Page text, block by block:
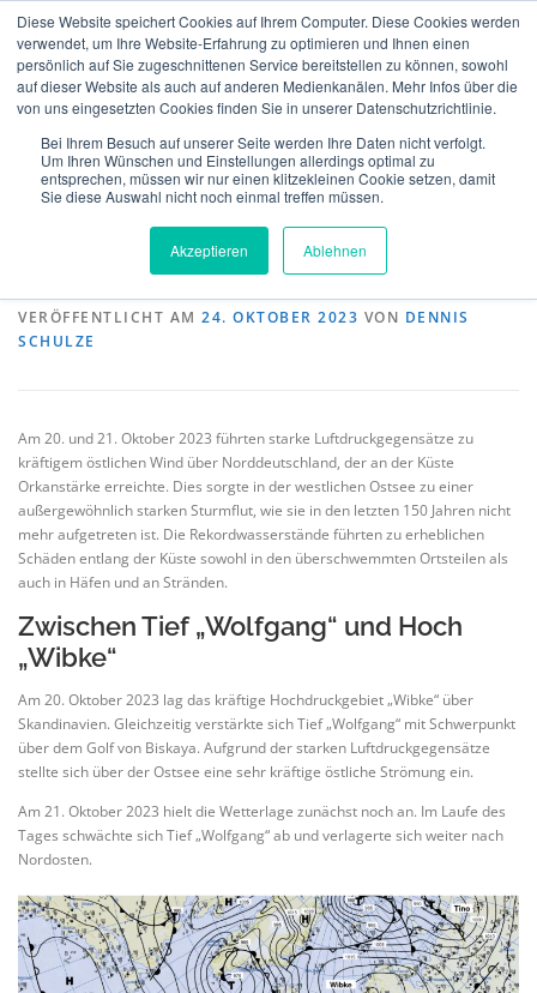
Diese Website speichert Cookies auf Ihrem Computer. Diese Cookies werden
verwendet, um Ihre Website-Erfahrung zu optimieren und Ihnen einen
persönlich auf Sie zugeschnittenen Service bereitstellen zu können, sowohl
auf dieser Website als auch auf anderen Medienkanälen. Mehr Infos über die
von uns eingesetzten Cookies finden Sie in unserer Datenschutzrichtlinie.
Bei Ihrem Besuch auf unserer Seite werden Ihre Daten nicht verfolgt.
Um Ihren Wünschen und Einstellungen allerdings optimal zu
entsprechen, müssen wir nur einen klitzekleinen Cookie setzen, damit
Sie diese Auswahl nicht noch einmal treffen müssen.
Akzeptieren Ablehnen
Inhalt
springen
ÜBER UNS VERSICHERUNGEN VERIFIKATION
TECHNOLGIE TEAM NEWS KONTAKT
DEUTSCH
MeteoIQ >Neuigkeiten > Historische Daten & Analysen
>
Außergewöhnliche Sturmflut entlang der Ostsee
Außergewöhnliche Sturmflut entlang
der Ostsee
VERÖFFENTLICHT AM 24. OKTOBER 2023 VON DENNIS
SCHULZE
Am 20. und 21. Oktober 2023 führten starke Luftdruckgegensätze zu
kräftigem östlichen Wind über Norddeutschland, der an der Küste
Orkanstärke erreichte. Dies sorgte in der westlichen Ostsee zu einer
außergewöhnlich starken Sturmflut, wie sie in den letzten 150 Jahren nicht
mehr aufgetreten ist. Die Rekordwasserstände führten zu erheblichen
Schäden entlang der Küste sowohl in den überschwemmten Ortsteilen als
auch in Häfen und an Stränden.
Zwischen Tief „Wolfgang“ und Hoch
„Wibke“
Am 20. Oktober 2023 lag das kräftige Hochdruckgebiet „Wibke“ über
Skandinavien. Gleichzeitig verstärkte sich Tief „Wolfgang“ mit Schwerpunkt
über dem Golf von Biskaya. Aufgrund der starken Luftdruckgegensätze
stellte sich über der Ostsee eine sehr kräftige östliche Strömung ein.
Am 21. Oktober 2023 hielt die Wetterlage zunächst noch an. Im Laufe des
Tages schwächte sich Tief „Wolfgang“ ab und verlagerte sich weiter nach
Nordosten.